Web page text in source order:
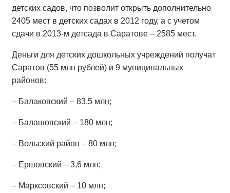
детских садов, что позволит открыть дополнительно
2405 мест в детских садах в 2012 году, а с учетом
сдачи в 2013-м детсада в Саратове – 2585 мест.
Деньги для детских дошкольных учреждений получат
Саратов (55 млн рублей) и 9 муниципальных
районов:
– Балаковский – 83,5 млн;
– Балашовский – 180 млн;
– Вольский район – 80 млн;
– Ершовский – 3,6 млн;
– Марксовский – 10 млн;